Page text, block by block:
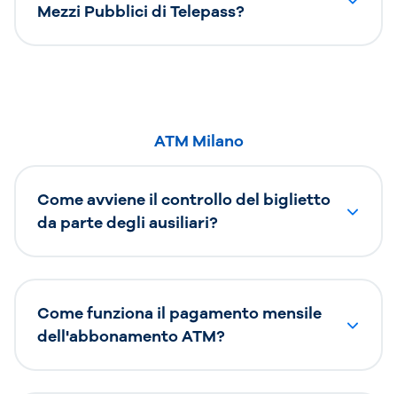
Mezzi Pubblici di Telepass?
ATM Milano
Come avviene il controllo del biglietto
da parte degli ausiliari?
Come funziona il pagamento mensile
dell'abbonamento ATM?